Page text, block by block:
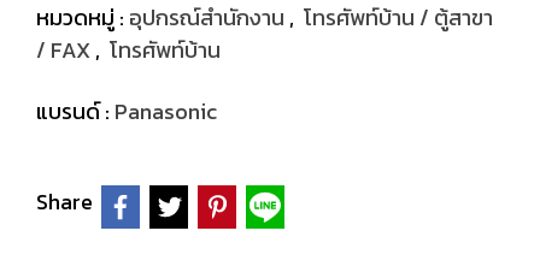
หมวดหมู่ : อุปกรณ์สำนักงาน , โทรศัพท์บ้าน / ตู้สาขา
/ FAX , โทรศัพท์บ้าน
แบรนด์ : Panasonic
Share